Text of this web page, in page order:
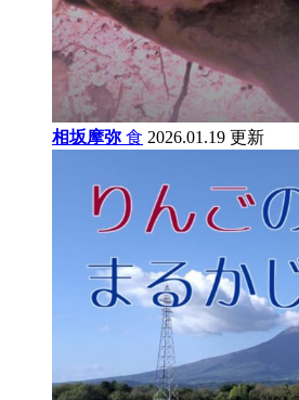
相坂摩弥 食 2026.01.19 更新